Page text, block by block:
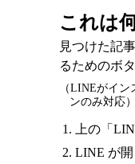
これは
見つけた記
るためのボ
（LINEがイ
ンのみ対応）
上の「
LINE が